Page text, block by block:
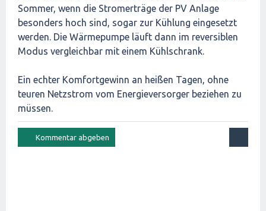
Sommer, wenn die Stromerträge der PV Anlage
besonders hoch sind, sogar zur Kühlung eingesetzt
werden. Die Wärmepumpe läuft dann im reversiblen
Modus vergleichbar mit einem Kühlschrank.
Ein echter Komfortgewinn an heißen Tagen, ohne
teuren Netzstrom vom Energieversorger beziehen zu
müssen.